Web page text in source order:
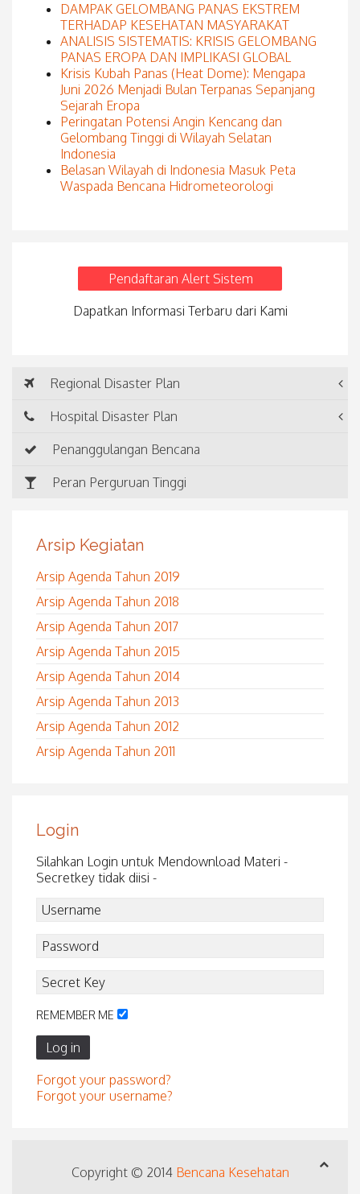
DAMPAK GELOMBANG PANAS EKSTREM
TERHADAP KESEHATAN MASYARAKAT
ANALISIS SISTEMATIS: KRISIS GELOMBANG
PANAS EROPA DAN IMPLIKASI GLOBAL
Krisis Kubah Panas (Heat Dome): Mengapa
Juni 2026 Menjadi Bulan Terpanas Sepanjang
Sejarah Eropa
Peringatan Potensi Angin Kencang dan
Gelombang Tinggi di Wilayah Selatan
Indonesia
Belasan Wilayah di Indonesia Masuk Peta
Waspada Bencana Hidrometeorologi
Pendaftaran Alert Sistem
Dapatkan Informasi Terbaru dari Kami
Regional Disaster Plan
Hospital Disaster Plan
Penanggulangan Bencana
Peran Perguruan Tinggi
Arsip Kegiatan
Arsip Agenda Tahun 2019
Arsip Agenda Tahun 2018
Arsip Agenda Tahun 2017
Arsip Agenda Tahun 2015
Arsip Agenda Tahun 2014
Arsip Agenda Tahun 2013
Arsip Agenda Tahun 2012
Arsip Agenda Tahun 2011
Login
Silahkan Login untuk Mendownload Materi -
Secretkey tidak diisi -
REMEMBER ME
Log in
Forgot your password?
Forgot your username?
Copyright © 2014 Bencana Kesehatan